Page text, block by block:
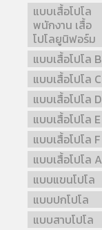
แบบเสื้อโปโล
พนักงาน เสื้อ
โปโลยูนิฟอร์ม
แบบเสื้อโปโล B
แบบเสื้อโปโล C
แบบเสื้อโปโล D
แบบเสื้อโปโล E
แบบเสื้อโปโล F
แบบเสื้อโปโล
แบบแขนโปโล
แบบปกโปโล
แบบสาบโปโล